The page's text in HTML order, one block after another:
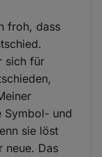
froh, dass
sich für
Symbol- und
sie löst
neue. Das